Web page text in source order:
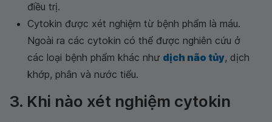
điều trị.
Cytokin được xét nghiệm từ bệnh phẩm là máu.
Ngoài ra các cytokin có thể được nghiên cứu ở
các loại bệnh phẩm khác như dịch não tủy, dịch
khớp, phân và nước tiểu.
3. Khi nào xét nghiệm cytokin